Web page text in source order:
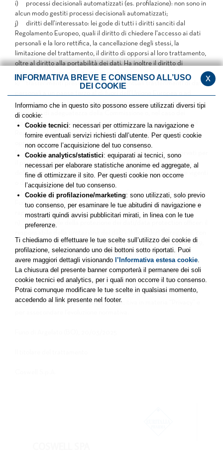
i) processi decisionali automatizzati (es. profilazione): non sono in
alcun modo gestiti processi decisionali automatizzati;
j) diritti dell’interessato: lei gode di tutti i diritti sanciti dal
Regolamento Europeo, quali il diritto di chiedere l'accesso ai dati
personali e la loro rettifica, la cancellazione degli stessi, la
limitazione del trattamento, il diritto di opporsi al loro trattamento,
oltre al diritto alla portabilità dei dati. Ha inoltre il diritto di
proporre reclamo all’Autorità di controllo;
trasferimenti presso paesi terzi:eventuali trasferimenti di dati
un'organizzazione internazionale avverranno sulla base di una
decisione di adeguatezza della Commissione o, nel caso dei
trasferimenti di cui agli articoli 46, 47 o 49, secondo comma, del
Regolamento Europeo, sulla base di garanzie appropriate ed
opportune;
l)periodo di conservazione dei dati:i dati verranno conservati per
il periodo strettamente necessario per far fronte alle richieste
dell’interessato od in base a quanto previsto dalle normative vigenti
o da eventuali clausole contrattuali;
m)titolare:titolare del trattamento è Coswell S.p.A., con sede in
Funo di Argelato (BO), Via P. Gobetti n. 4, nella persona del legale
rappresentante pro tempore;
n)responsabile della protezione dei dati/data protection officer:
studio sito in Reggio Emilia, Via Piccard n. 16/G, tel. 0522/30.11.69,
fax 0522/38.79.96: qualunque sua richiesta di chiarimenti od
informazioni potrà essere indirizzata a tale responsabile.
La presente informativa potrà essere integrata, oralmente o per
iscritto, con ulteriori elementi ed indicazioni, per soddisfare al
meglio qualunque sua esigenza conoscitiva in materia “Privacy” e
x
INFORMATIVA BREVE E CONSENSO ALL’USO
DEI COOKIE
Informiamo che in questo sito possono essere utilizzati diversi tipi
di cookie:
Cookie tecnici: necessari per ottimizzare la navigazione e
fornire eventuali servizi richiesti dall’utente. Per questi cookie
non occorre l’acquisizione del tuo consenso.
Cookie analytics/statistici: equiparati ai tecnici, sono
necessari per elaborare statistiche anonime ed aggregate, al
fine di ottimizzare il sito. Per questi cookie non occorre
l’acquisizione del tuo consenso.
Cookie di profilazione/marketing: sono utilizzati, solo previo
tuo consenso, per esaminare le tue abitudini di navigazione e
mostrarti quindi avvisi pubblicitari mirati, in linea con le tue
preferenze.
Ti chiediamo di effettuare le tue scelte sull’utilizzo dei cookie di
profilazione, selezionando uno dei bottoni sotto riportati. Puoi
avere maggiori dettagli visionando l’Informativa estesa cookie.
La chiusura del presente banner comporterà il permanere dei soli
cookie tecnici ed analytics, per i quali non occorre il tuo consenso.
Potrai comunque modificare le tue scelte in qualsiasi momento,
accedendo al link presente nel footer.